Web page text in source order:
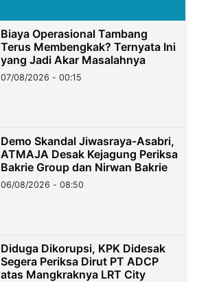
Biaya Operasional Tambang
Terus Membengkak? Ternyata Ini
yang Jadi Akar Masalahnya
07/08/2026 - 00:15
Demo Skandal Jiwasraya-Asabri,
ATMAJA Desak Kejagung Periksa
Bakrie Group dan Nirwan Bakrie
06/08/2026 - 08:50
Diduga Dikorupsi, KPK Didesak
Segera Periksa Dirut PT ADCP
atas Mangkraknya LRT City